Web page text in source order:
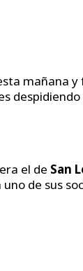
mañana y
el de San
de sus